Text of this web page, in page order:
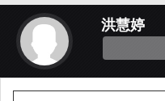
洪慧婷